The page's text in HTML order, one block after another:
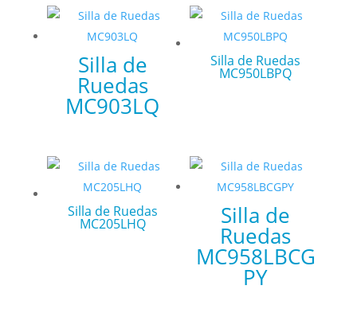
Silla de
Ruedas
MC903LQ
Silla de Ruedas
MC950LBPQ
Silla de Ruedas
MC205LHQ Silla de
Ruedas
MC958LBCG
PY